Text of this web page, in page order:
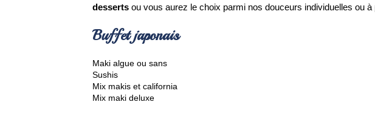
desserts ou vous aurez le choix parmi nos douceurs individuelles ou à
Buffet japonais
Maki algue ou sans
Sushis
Mix makis et california
Mix maki deluxe